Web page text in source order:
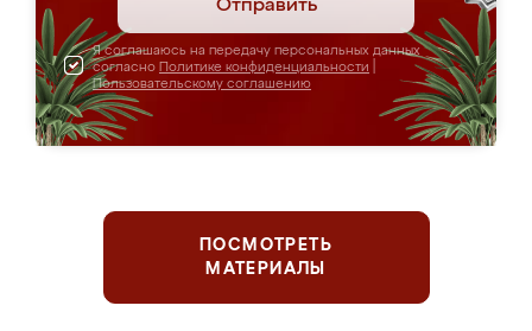
Отправить
Я соглашаюсь на передачу персональных данных
согласно Политике конфиденциальности
Пользовательскому соглашению
ПОСМОТРЕТЬ
МАТЕРИАЛЫ